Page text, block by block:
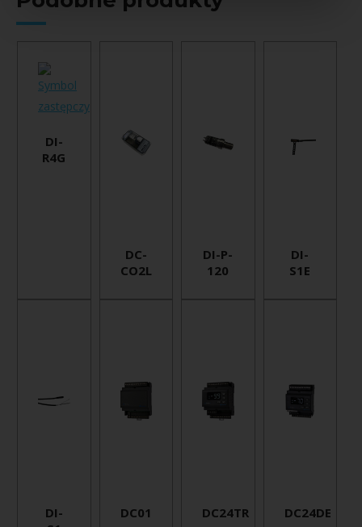
DI-
R4G
DC-
CO2L
DI-P-
120
DI-
S1E
DI-
DC01 DC24TR DC24DE